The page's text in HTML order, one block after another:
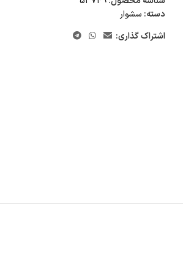
دسته: سشوار
اشتراک گذاری: